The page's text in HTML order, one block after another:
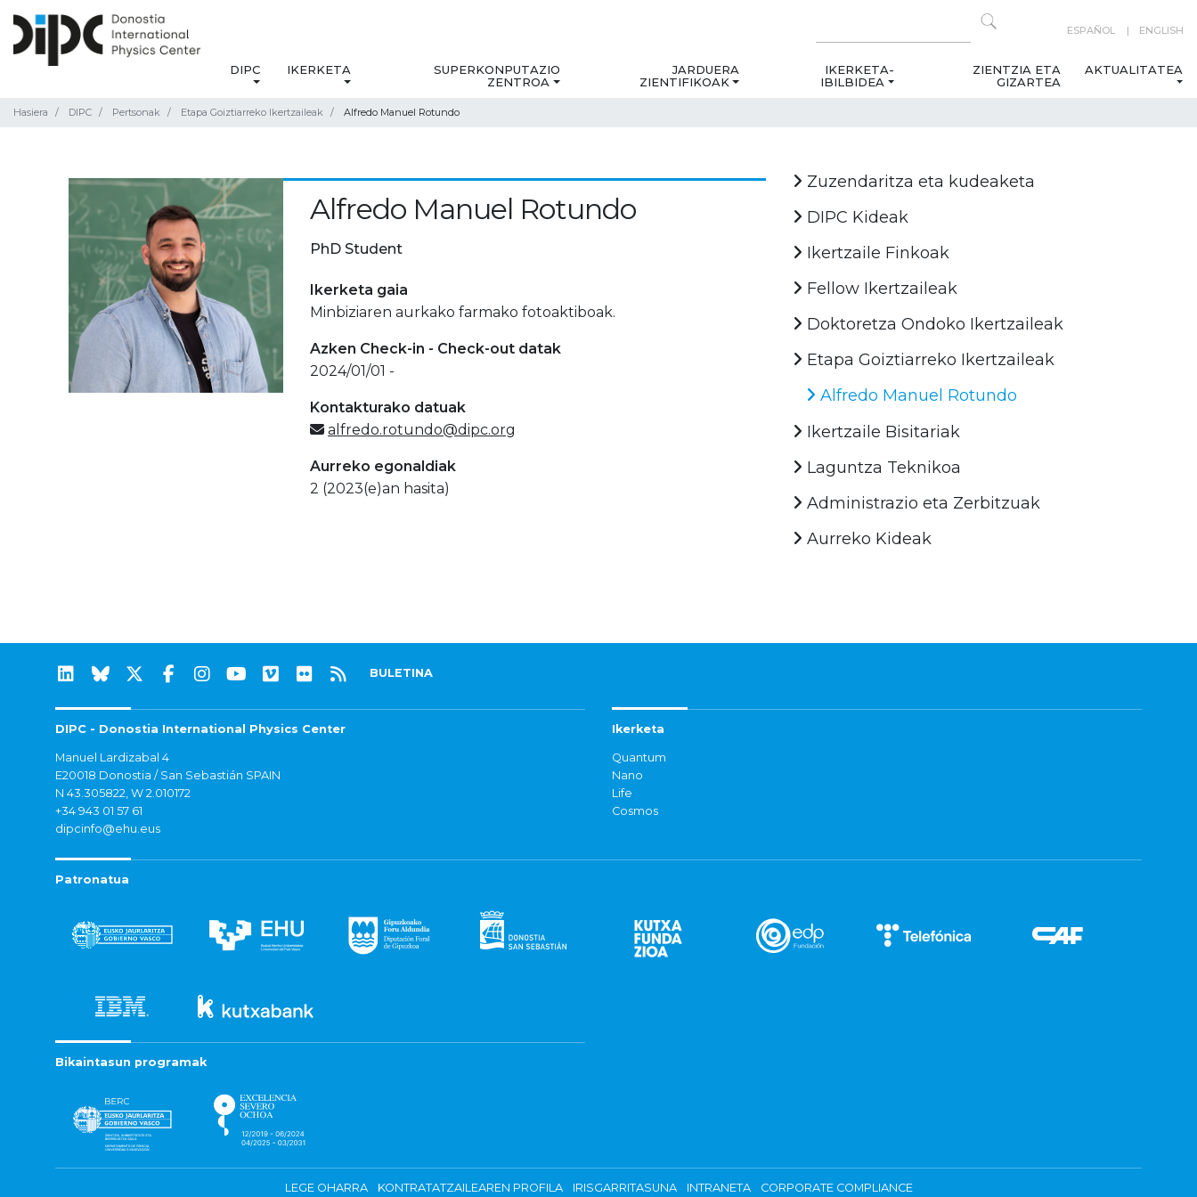
ESPAÑOL ENGLISH
DIPC IKERKETA
SUPERKONPUTAZIO
ZENTROA
JARDUERA
ZIENTIFIKOAK
IKERKETA-
IBILBIDEA
ZIENTZIA ETA
GIZARTEA
AKTUALITATEA
Hasiera DIPC Pertsonak Etapa Goiztiarreko Ikertzaileak Alfredo Manuel Rotundo
Alfredo Manuel Rotundo
PhD Student
Ikerketa gaia
Minbiziaren aurkako farmako fotoaktiboak.
Azken Check-in - Check-out datak
2024/01/01 -
Kontakturako datuak
alfredo.rotundo@dipc.org
Aurreko egonaldiak
2 (2023(e)an hasita)
Zuzendaritza eta kudeaketa
DIPC Kideak
Ikertzaile Finkoak
Fellow Ikertzaileak
Doktoretza Ondoko Ikertzaileak
Etapa Goiztiarreko Ikertzaileak
Alfredo Manuel Rotundo
Ikertzaile Bisitariak
Laguntza Teknikoa
Administrazio eta Zerbitzuak
Aurreko Kideak
BULETINA
DIPC - Donostia International Physics Center
Manuel Lardizabal 4
E20018 Donostia / San Sebastián SPAIN
N 43.305822, W 2.010172
+34 943 01 57 61
dipcinfo@ehu.eus
Ikerketa
Quantum
Nano
Life
Cosmos
Patronatua
Bikaintasun programak
LEGE OHARRA KONTRATATZAILEAREN PROFILA IRISGARRITASUNA INTRANETA CORPORATE COMPLIANCE